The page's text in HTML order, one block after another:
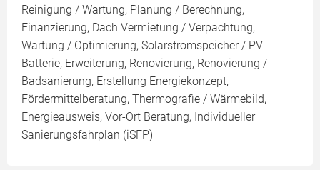
Reinigung / Wartung, Planung / Berechnung,
Finanzierung, Dach Vermietung / Verpachtung,
Wartung / Optimierung, Solarstromspeicher / PV
Batterie, Erweiterung, Renovierung, Renovierung /
Badsanierung, Erstellung Energiekonzept,
Fördermittelberatung, Thermografie / Wärmebild,
Energieausweis, Vor-Ort Beratung, Individueller
Sanierungsfahrplan (iSFP)